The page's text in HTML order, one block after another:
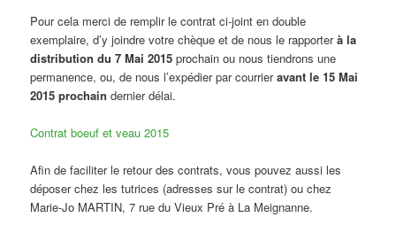
Pour cela merci de remplir le contrat ci-joint en double
exemplaire, d’y joindre votre chèque et de nous le rapporterà la
distribution du7 Mai 2015 prochain ou nous tiendrons une
permanence, ou, de nous l’expédier par courrieravant le15 Mai
2015 prochain dernier délai.
Contrat boeuf et veau 2015
Afin de faciliter le retour des contrats, vous pouvez aussi les
déposer chez les tutrices (adresses sur le contrat) ou chez
Marie-Jo MARTIN, 7 rue du Vieux Pré à La Meignanne.